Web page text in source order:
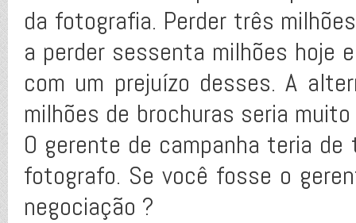
da fotografia. Perder três
a perder sessenta milhões hoje
com um prejuízo desses. A
milhões de brochuras seria
O gerente de campanha teria
fotografo. Se você fosse o
negociação ?